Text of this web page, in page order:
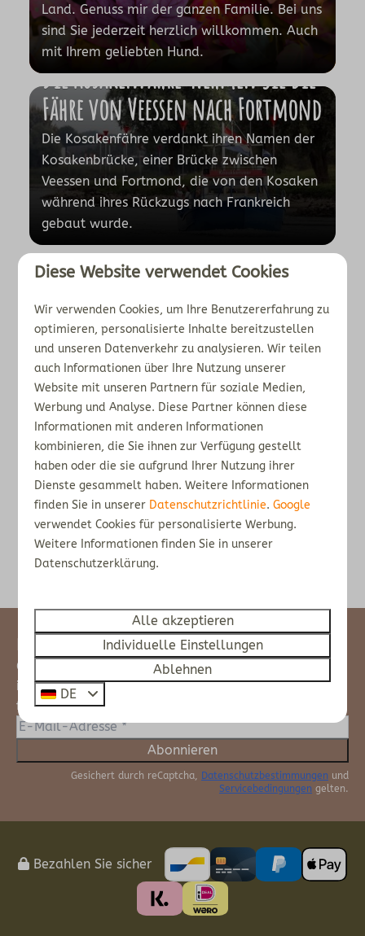
Land. Genuss mir der ganzen Familie. Bei uns
sind Sie jederzeit herzlich willkommen. Auch
mit Ihrem geliebten Hund.
Die Kosakenfähre: Nehmen Sie die
Fähre von Veessen nach Fortmond
Die Kosakenfähre verdankt ihren Namen der
Kosakenbrücke, einer Brücke zwischen
Veessen und Fortmond, die von den Kosaken
während ihres Rückzugs nach Frankreich
gebaut wurde.
Die schönsten Radwege
Unsere Einwohner lieben das Radfahren und
haben deshalb zahlreiche Radwege
angelegt. In der Veluwe und entlang der
IJssel gibt es ein ausgedehntes Radwegenetz.
Was ist eine Eco-Lodge?
Eine Eco-Lodge wird auf ökologische Weise
entworfen und gebaut, hat nur minimale
Auswirkungen auf die Natur und bezieht die
örtliche Gemeinschaft ein.
Continue to enjoy at home and stay
informed about our yard? Then sign up
for our newsletter:
Abonnieren
Gesichert durch reCaptcha, Datenschutzbestimmungen und
Servicebedingungen gelten.
Bezahlen Sie sicher
Diese Website verwendet Cookies
Wir verwenden Cookies, um Ihre Benutzererfahrung zu
optimieren, personalisierte Inhalte bereitzustellen
und unseren Datenverkehr zu analysieren. Wir teilen
auch Informationen über Ihre Nutzung unserer
Website mit unseren Partnern für soziale Medien,
Werbung und Analyse. Diese Partner können diese
Informationen mit anderen Informationen
kombinieren, die Sie ihnen zur Verfügung gestellt
haben oder die sie aufgrund Ihrer Nutzung ihrer
Dienste gesammelt haben. Weitere Informationen
finden Sie in unserer Datenschutzrichtlinie.Google
verwendet Cookies für personalisierte Werbung.
Weitere Informationen finden Sie in unserer
Datenschutzerklärung.
Alle akzeptieren
Individuelle Einstellungen
Ablehnen
DE